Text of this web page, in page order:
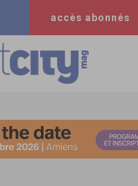
accès abonnés